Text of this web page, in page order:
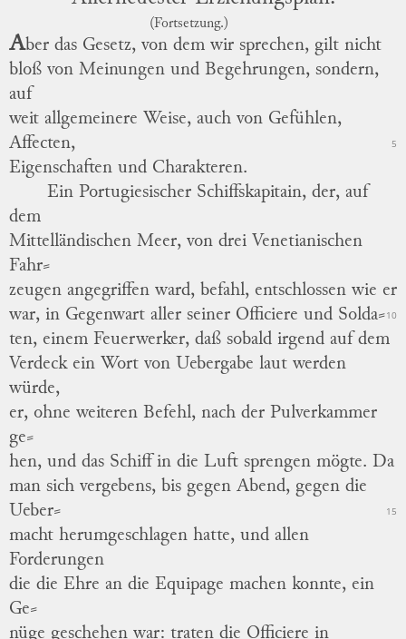
(Fortsetzung.)
Aber das Gesetz, von dem wir sprechen, gilt nicht
bloß von Meinungen und Begehrungen, sondern,
auf
weit allgemeinere Weise, auch von Gefühlen,
Affecten,
5
Eigenschaften und Charakteren.
Ein Portugiesischer Schiffskapitain, der, auf
dem
Mittelländischen Meer, von drei Venetianischen
Fahr⸗
zeugen angegriffen ward, befahl, entschlossen wie er
war, in Gegenwart aller seiner Officiere und Solda⸗10
ten, einem Feuerwerker, daß sobald irgend auf dem
Verdeck ein Wort von Uebergabe laut werden
würde,
er, ohne weiteren Befehl, nach der Pulverkammer
ge⸗
hen, und das Schiff in die Luft sprengen mögte. Da
man sich vergebens, bis gegen Abend, gegen die
Ueber⸗ 15
macht herumgeschlagen hatte, und allen
Forderungen
die die Ehre an die Equipage machen konnte, ein
Ge⸗
nüge geschehen war: traten die Officiere in